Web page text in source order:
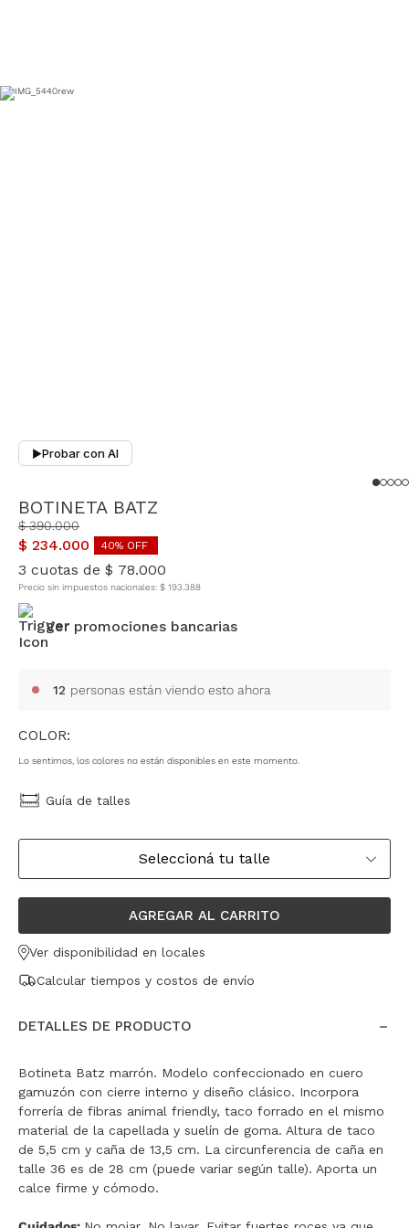
▶Probar con AI
BOTINETA BATZ
$ 390.000
$ 234.000 40% OFF
3 cuotas de $ 78.000
Precio sin impuestos nacionales: $ 193 388
Ver promociones bancarias
12 personas están viendo esto ahora
COLOR:
Lo sentimos, los colores no están disponibles en este momento.
Guía de talles
Seleccioná tu talle
AGREGAR AL CARRITO
Ver disponibilidad en locales
Calcular tiempos y costos de envío
DETALLES DE PRODUCTO
Botineta Batz marrón. Modelo confeccionado en cuero
gamuzón con cierre interno y diseño clásico. Incorpora
forrería de fibras animal friendly, taco forrado en el mismo
material de la capellada y suelín de goma. Altura de taco
de 5,5 cm y caña de 13,5 cm. La circunferencia de caña en
talle 36 es de 28 cm (puede variar según talle). Aporta un
calce firme y cómodo.